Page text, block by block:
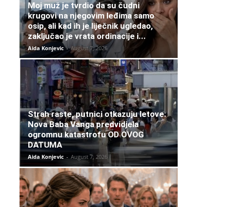
Moj muž je tvrdio da su čudni
krugovi na njegovim leđima samo
osip, ali kad ih je liječnik ugledao,
zaključao je vrata ordinacije i...
Aida Konjevic - August 7, 2026
Strah raste, putnici otkazuju letove:
Nova Baba Vanga predvidjela
ogromnu katastrofu OD OVOG
DATUMA
Aida Konjevic - August 7, 2026